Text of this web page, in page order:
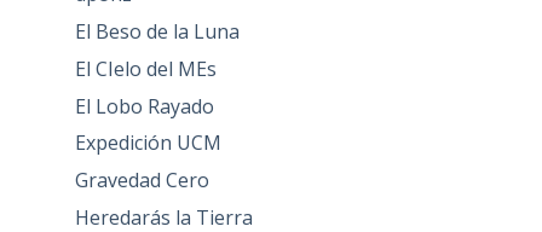
El Beso de la Luna
El CIelo del MEs
El Lobo Rayado
Expedición UCM
Gravedad Cero
Heredarás la Tierra